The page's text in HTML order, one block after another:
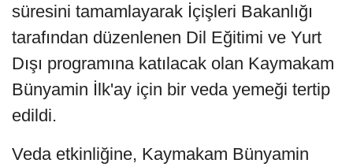
süresini tamamlayarak İçişleri Bakanlığı
tarafından düzenlenen Dil Eğitimi ve Yurt
Dışı programına katılacak olan Kaymakam
Bünyamin İlk'ay için bir veda yemeği tertip
edildi.
Veda etkinliğine, Kaymakam Bünyamin